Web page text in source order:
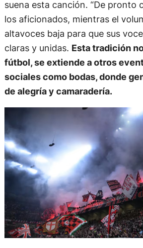
suena esta canción. “De pronto
los aficionados, mientras el
altavoces baja para que sus
claras y unidas. Esta tradición
fútbol, se extiende a otros
sociales como bodas, donde
de alegría y camaradería.